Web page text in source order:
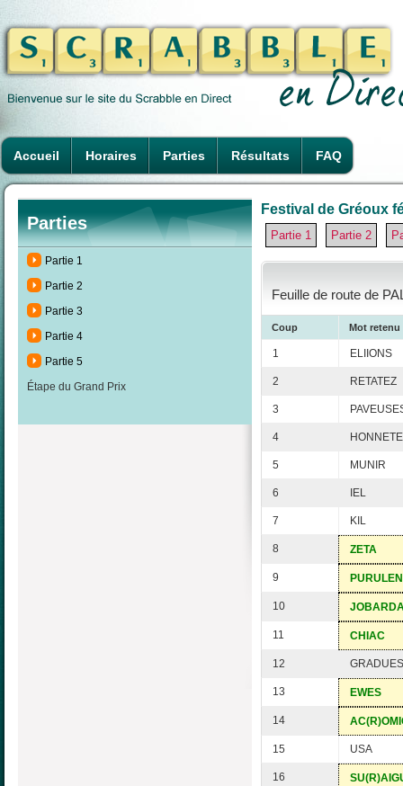
Accueil Horaires Parties Résultats FAQ
Parties
Partie 1
Partie 2
Partie 3
Partie 4
Partie 5
Étape du Grand Prix
Festival de Gréoux
Partie 1 Partie 2
Feuille de route de
Coup Mot retenu
1 ELIIONS
2 RETATEZ
3
4
5 MUNIR
6 IEL
7 KIL
8 ZETA
9
10
11 CHIAC
12 GRADUES
13 EWES
14
15 USA
16